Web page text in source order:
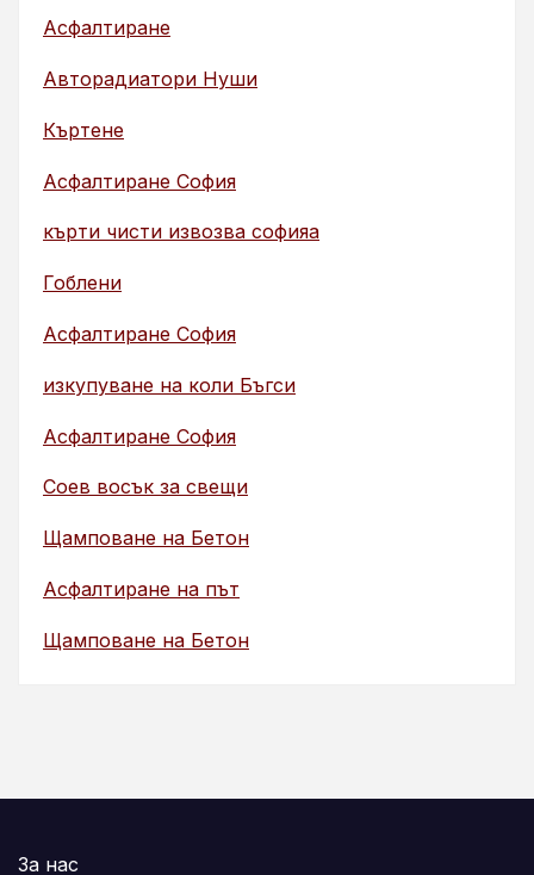
Асфалтиране
Авторадиатори Нуши
Къртене
Асфалтиране София
кърти чисти извозва софияа
Гоблени
Асфалтиране София
изкупуване на коли Бъгси
Асфалтиране София
Соев восък за свещи
Щамповане на Бетон
Асфалтиране на път
Щамповане на Бетон
За нас